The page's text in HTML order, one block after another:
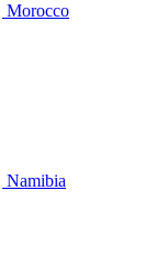
Morocco
Namibia